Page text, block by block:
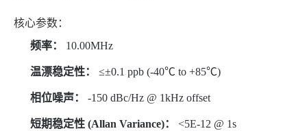
核心参数：
频率：
10.00MHz
温漂稳定性： ≤±0.1 ppb (-40℃ to +85℃)
相位噪声： -150 dBc/Hz @ 1kHz offset
短期稳定性 (Allan Variance)： <5E-12 @ 1s